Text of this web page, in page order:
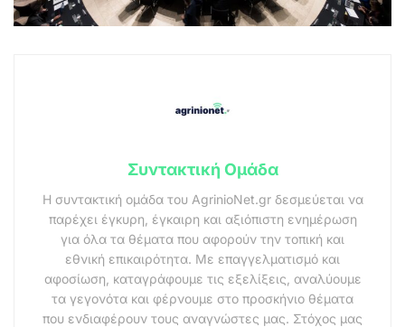
Συντακτική Ομάδα
Η συντακτική ομάδα του AgrinioNet.gr δεσμεύεται να
παρέχει έγκυρη, έγκαιρη και αξιόπιστη ενημέρωση
για όλα τα θέματα που αφορούν την τοπική και
εθνική επικαιρότητα. Με επαγγελματισμό και
αφοσίωση, καταγράφουμε τις εξελίξεις, αναλύουμε
τα γεγονότα και φέρνουμε στο προσκήνιο θέματα
που ενδιαφέρουν τους αναγνώστες μας. Στόχος μας